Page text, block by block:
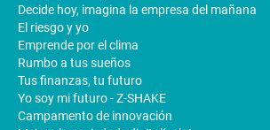
Decide hoy, imagina la empresa del mañana
El riesgo y yo
Emprende por el clima
Rumbo a tus sueños
Tus finanzas, tu futuro
Yo soy mi futuro - Z-SHAKE
Campamento de innovación